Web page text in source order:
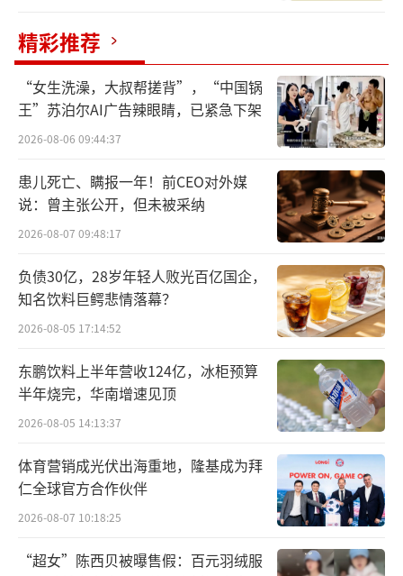
杀等多种方式，获得5折打车优惠券，每单最高
可抵扣20元，还可一键领取低至7.5折打车优惠
券，顺风车满30元减5元券、花花币等一系列出
行优惠。在“花小猪打车可以更便宜”官方公
众号上完成互动留言及打车晒单任务后，用户
还有机会赢得浪浪山正版周边,包括多层冰箱
贴、单肩斜挎包及“双面情绪”抱枕。
精彩推荐
“女生洗澡，大叔帮搓背”，“中国锅
王”苏泊尔AI广告辣眼睛，已紧急下架
2026-08-06 09:44:37
患儿死亡、瞒报一年！前CEO对外媒
说：曾主张公开，但未被采纳
2026-08-07 09:48:17
负债30亿，28岁年轻人败光百亿国企，
知名饮料巨鳄悲情落幕？
2026-08-05 17:14:52
东鹏饮料上半年营收124亿，冰柜预算
半年烧完，华南增速见顶
2026-08-05 14:13:37
体育营销成光伏出海重地，隆基成为拜
仁全球官方合作伙伴
2026-08-07 10:18:25
“超女”陈西贝被曝售假：百元羽绒服